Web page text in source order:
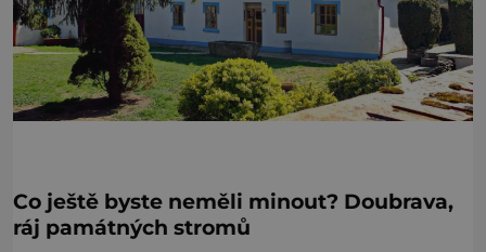
Co ještě byste neměli minout? Doubrava,
ráj památných stromů